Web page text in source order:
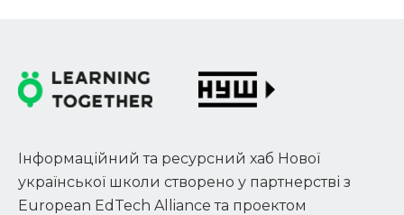
Інформаційний та ресурсний хаб Нової
української школи створено у партнерстві з
European EdTech Alliance та проектом